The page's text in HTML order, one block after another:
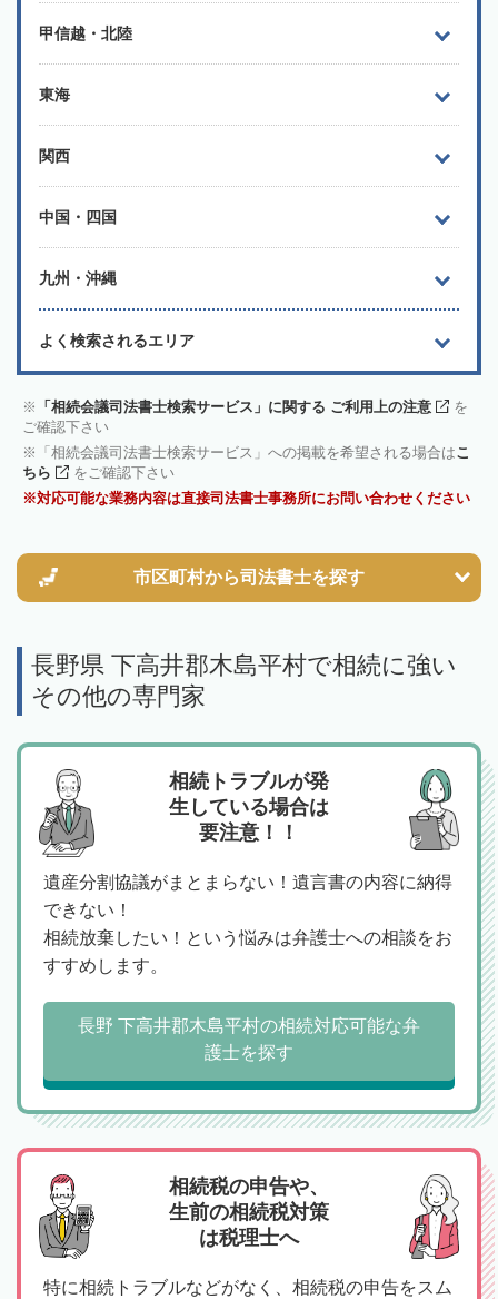
甲信越・北陸
東海
関西
中国・四国
九州・沖縄
よく検索されるエリア
「相続会議司法書士検索サービス」に関する ご利用上の注意
を
ご確認下さい
「相続会議司法書士検索サービス」への掲載を希望される場合はこ
ちら
をご確認下さい
対応可能な業務内容は直接司法書士事務所にお問い合わせください
市区町村から司法書士を探す
長野県 下高井郡木島平村で相続に強い
その他の専門家
相続トラブルが発
生している場合は
要注意！！
遺産分割協議がまとまらない！遺言書の内容に納得
できない！
相続放棄したい！という悩みは弁護士への相談をお
すすめします。
長野 下高井郡木島平村の相続対応可能な弁
護士を探す
相続税の申告や、
生前の相続税対策
は税理士へ
特に相続トラブルなどがなく、相続税の申告をスム